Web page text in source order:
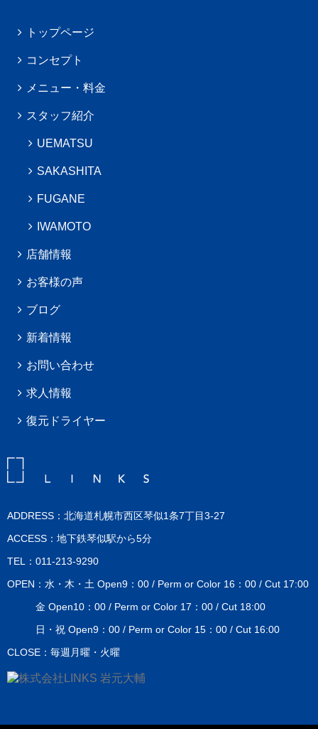
トップページ
コンセプト
メニュー・料金
スタッフ紹介
UEMATSU
SAKASHITA
FUGANE
IWAMOTO
店舗情報
お客様の声
ブログ
新着情報
お問い合わせ
求人情報
復元ドライヤー
ADDRESS：北海道札幌市西区琴似1条7丁目3-27
ACCESS：地下鉄琴似駅から5分
TEL：011-213-9290
OPEN：水・木・土 Open9：00 / Perm or Color 16：00 / Cut 17:00
金 Open10：00 / Perm or Color 17：00 / Cut 18:00
日・祝 Open9：00 / Perm or Color 15：00 / Cut 16:00
CLOSE：毎週月曜・火曜